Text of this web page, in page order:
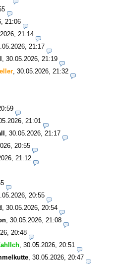
21:06
21:14
21:17
30.05.2026, 21:19
30.05.2026, 21:32
21:01
30.05.2026, 21:17
20:55
21:12
20:55
30.05.2026, 20:54
30.05.2026, 21:08
20:48
30.05.2026, 20:51
30.05.2026, 20:47